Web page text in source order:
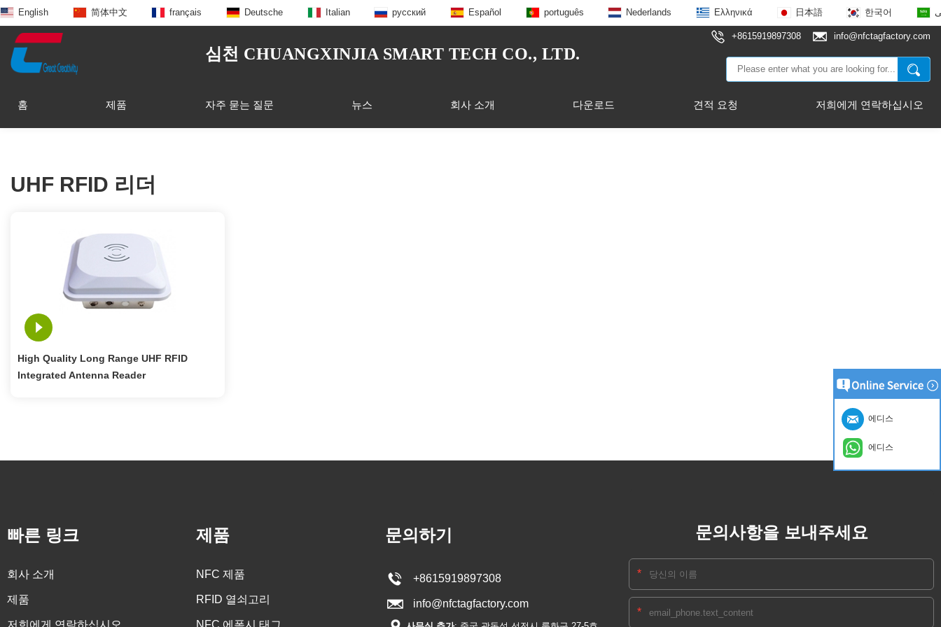
English 简体中文 français Deutsche Italian русский Español português Nederlands Ελληνικά 日本語 한국어
심천 CHUANGXINJIA SMART TECH CO., LTD.
+8615919897308 info@nfctagfactory.com
홈 제품 자주 묻는 질문 뉴스 회사 소개 다운로드 견적 요청 저희에게 연락하십시오
UHF RFID 리더
High Quality Long Range UHF RFID
Integrated Antenna Reader
빠른 링크
회사 소개
제품
저희에게 연락하십시오
제품
NFC 제품
RFID 열쇠고리
NFC 에폭시 태그
문의하기
+8615919897308
info@nfctagfactory.com
문의사항을 보내주세요
*
*
에디스
에디스